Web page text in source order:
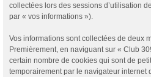
collectées lors des sessions d’utilisation
par « vos informations »).
Vos informations sont collectées de deux
Premièrement, en naviguant sur « Club
certain nombre de cookies qui sont de
temporairement par le navigateur internet